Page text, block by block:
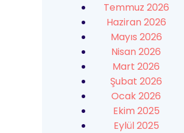
Temmuz 2026
Haziran 2026
Mayıs 2026
Nisan 2026
Mart 2026
Şubat 2026
Ocak 2026
Ekim 2025
Eylül 2025